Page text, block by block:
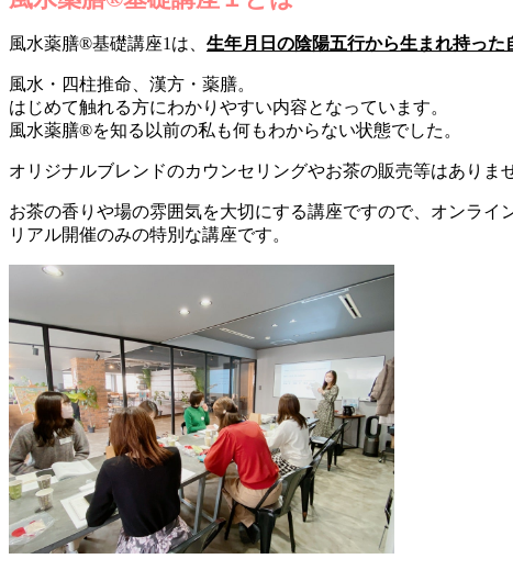
風水薬膳®基礎講座1は、 生年月日の陰陽五行から生まれ持っ
風水・四柱推命、漢方・薬膳。
はじめて触れる方にわかりやすい内容となっています。
風水薬膳®を知る以前の私も何もわからない状態でした。
オリジナルブレンドのカウンセリングやお茶の販売等はあり
お茶の香りや場の雰囲気を大切にする講座ですので、オンライ
リアル開催のみの特別な講座です。